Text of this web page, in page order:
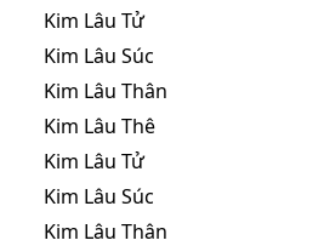
Kim Lâu Tử
Kim Lâu Súc
Kim Lâu Thân
Kim Lâu Thê
Kim Lâu Tử
Kim Lâu Súc
Kim Lâu Thân